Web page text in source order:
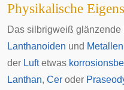
Physikalische
Das silbrigweiß glänzende
Lanthanoiden und
der Luftetwas
Lanthan, Cer oder